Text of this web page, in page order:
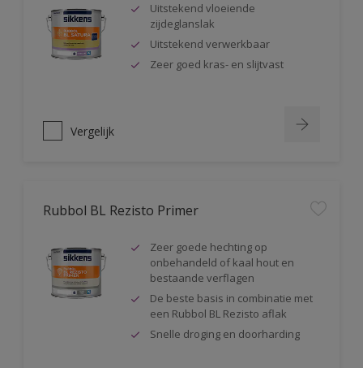
Uitstekend vloeiende
zijdeglanslak
Uitstekend verwerkbaar
Zeer goed kras- en slijtvast
Vergelijk
Rubbol BL Rezisto Primer
Zeer goede hechting op
onbehandeld of kaal hout en
bestaande verflagen
De beste basis in combinatie met
een Rubbol BL Rezisto aflak
Snelle droging en doorharding